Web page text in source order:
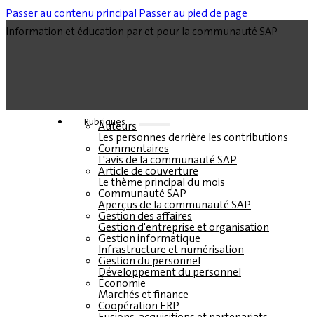
Passer au contenu principal Passer au pied de page
Information et éducation par et pour la communauté SAP
Rubriques
Auteurs
Les personnes derrière les contributions
Commentaires
L'avis de la communauté SAP
Article de couverture
Le thème principal du mois
Communauté SAP
Aperçus de la communauté SAP
Gestion des affaires
Gestion d'entreprise et organisation
Gestion informatique
Infrastructure et numérisation
Gestion du personnel
Développement du personnel
Économie
Marchés et finance
Coopération ERP